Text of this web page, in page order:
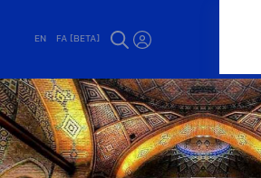
FA [BETA]
EN
البرز